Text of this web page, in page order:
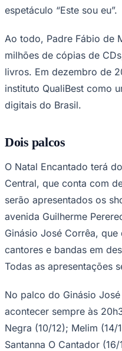
Sul-Americana
Champions League
Premier League
La Liga
Bundesliga
Mundial 2026
espetáculo “Este sou eu”.
Ao todo, Padre Fábio de
milhões de cópias de
livros. Em dezembro de
instituto QualiBest como
digitais do Brasil.
Dois palcos
O Natal Encantado terá
Central, que conta com
serão apresentados os
avenida Guilherme
Ginásio José Corrêa,
cantores e bandas em
Todas as apresentações
No palco do Ginásio
acontecer sempre às
Negra (10/12); Melim
Santanna O Cantador